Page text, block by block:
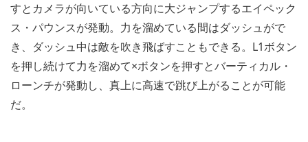
すとカメラが向いている方向に大ジャンプするエイペック
ス・パウンスが発動。力を溜めている間はダッシュがで
き、ダッシュ中は敵を吹き飛ばすこともできる。L1ボタン
を押し続けて力を溜めて×ボタンを押すとバーティカル・
ローンチが発動し、真上に高速で跳び上がることが可能
だ。